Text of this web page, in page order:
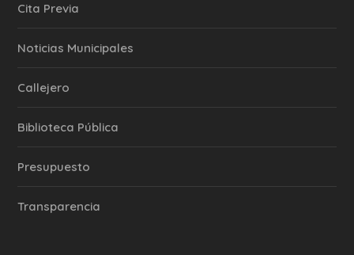
Cita Previa
‎Noticias Municipales
Callejero
Biblioteca Pública
Presupuesto
Transparencia